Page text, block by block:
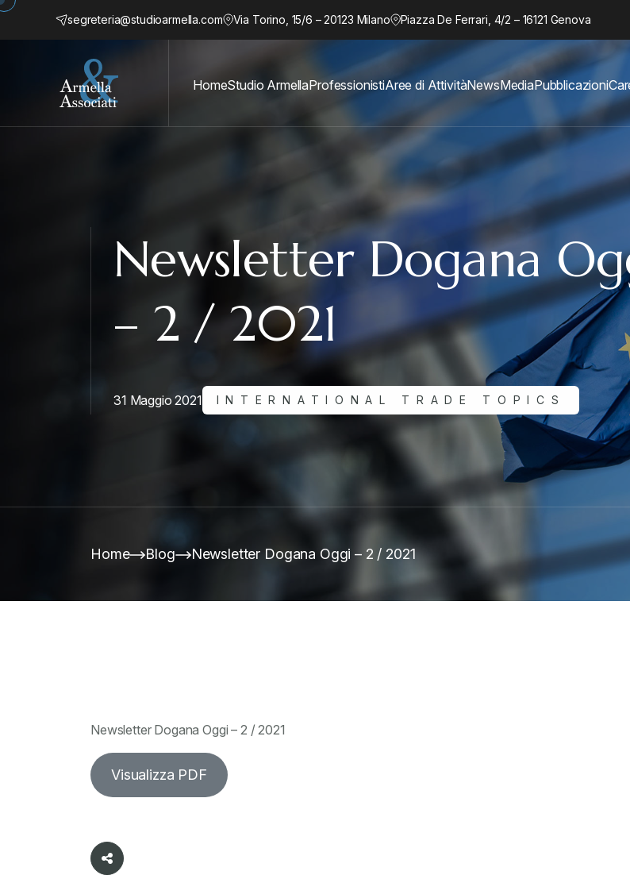
segreteria@studioarmella.com Via Torino, 15/6 – 20123 Milano Piazza De Ferrari, 4/2 – 16121 Genova
HomeStudio ArmellaProfessionistiAree di AttivitàNewsMediaPubblicazioni
Newsletter Dogana
– 2 / 2021
31 Maggio 2021 INTERNATIONAL TRADE TOPICS
Home Blog Newsletter Dogana Oggi – 2 / 2021
Newsletter Dogana Oggi – 2 / 2021
Visualizza PDF